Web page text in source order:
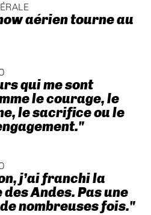
aérien tourne au
qui me sont
le courage, le
le sacrifice ou le
j’ai franchi la
Andes. Pas une
nombreuses fois."